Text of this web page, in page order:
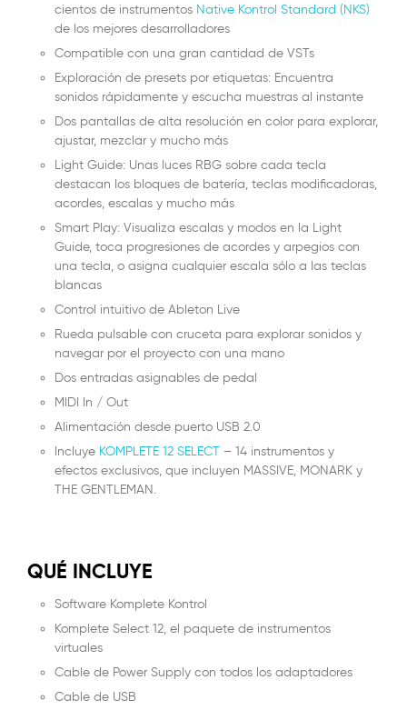
cientos de instrumentos Native Kontrol Standard (NKS)
de los mejores desarrolladores
Compatible con una gran cantidad de VSTs
Exploración de presets por etiquetas: Encuentra
sonidos rápidamente y escucha muestras al instante
Dos pantallas de alta resolución en color para explorar,
ajustar, mezclar y mucho más
Light Guide: Unas luces RBG sobre cada tecla
destacan los bloques de batería, teclas modificadoras,
acordes, escalas y mucho más
Smart Play: Visualiza escalas y modos en la Light
Guide, toca progresiones de acordes y arpegios con
una tecla, o asigna cualquier escala sólo a las teclas
blancas
Control intuitivo de Ableton Live
Rueda pulsable con cruceta para explorar sonidos y
navegar por el proyecto con una mano
Dos entradas asignables de pedal
MIDI In / Out
Alimentación desde puerto USB 2.0
Incluye KOMPLETE 12 SELECT – 14 instrumentos y
efectos exclusivos, que incluyen MASSIVE, MONARK y
THE GENTLEMAN.
QUÉ INCLUYE
Software Komplete Kontrol
Komplete Select 12, el paquete de instrumentos
virtuales
Cable de Power Supply con todos los adaptadores
Cable de USB